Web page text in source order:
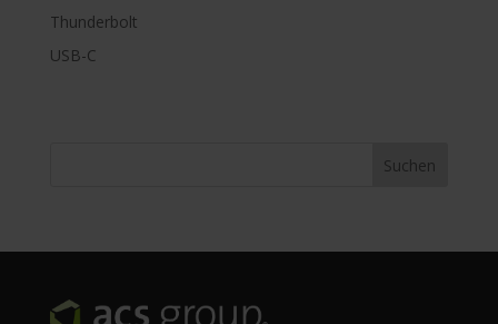
Thunderbolt
USB-C